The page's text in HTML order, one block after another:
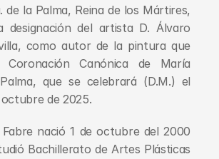
de la Palma, Reina de los Mártires,
designación del artista D. Álvaro
como autor de la pintura que
Coronación Canónica de María
que se celebrará (D.M.) el
octubre de 2025.
nació 1 de octubre del 2000
Bachillerato de Artes Plásticas